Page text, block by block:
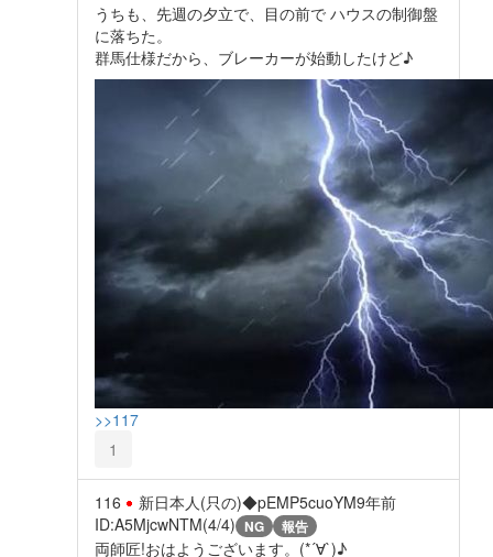
うちも、先週の夕立で、目の前で ハウスの制御盤
に落ちた。
群馬仕様だから、ブレーカーが始動したけど♪
>>117
1
116 新日本人(只の)◆pEMP5cuoYM9年前
ID:A5MjcwNTM(4/4) NG 報告
両師匠!おはようございます。(*´∀`)♪